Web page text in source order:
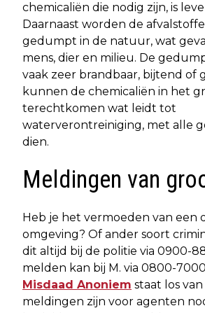
chemicaliën die nodig zijn, is
Daarnaast worden de
gedumpt in de natuur, wat
mens, dier en milieu. De
vaak zeer brandbaar, bijtend of
kunnen de chemicaliën in het
terechtkomen wat leidt tot
waterverontreiniging, met alle
dien.
Meldingen van
Heb je het vermoeden van een
omgeving? Of ander soort
dit altijd bij de politie via 0900-
melden kan bij M. via 0800-
Misdaad Anoniem staat los
meldingen zijn voor agenten